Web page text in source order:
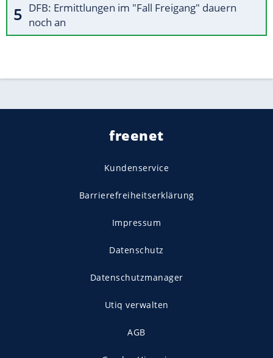
DFB: Ermittlungen im "Fall Freigang" dauern
noch an
freenet
Kundenservice
Barrierefreiheitserklärung
Impressum
Datenschutz
Datenschutzmanager
Utiq verwalten
AGB